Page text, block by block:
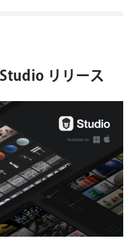
リリース